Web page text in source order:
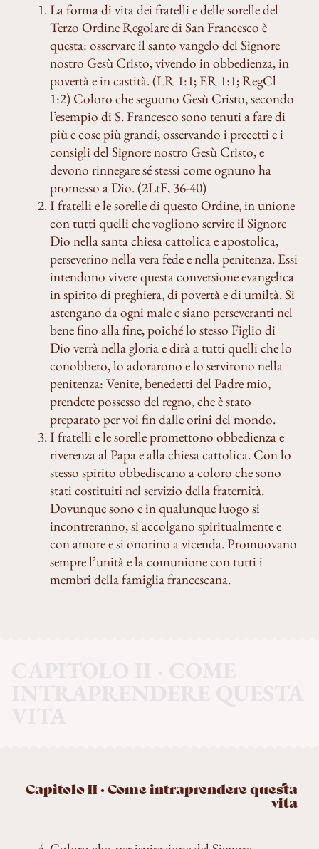
La forma di vita dei fratelli e delle sorelle del
Terzo Ordine Regolare di San Francesco è
questa: osservare il santo vangelo del Signore
nostro Gesù Cristo, vivendo in obbedienza, in
povertà e in castità. (LR 1:1; ER 1:1; RegCl
1:2) Coloro che seguono Gesù Cristo, secondo
l’esempio di S. Francesco sono tenuti a fare di
più e cose più grandi, osservando i precetti e i
consigli del Signore nostro Gesù Cristo, e
devono rinnegare sé stessi come ognuno ha
promesso a Dio. (2LtF, 36-40)
I fratelli e le sorelle di questo Ordine, in unione
con tutti quelli che vogliono servire il Signore
Dio nella santa chiesa cattolica e apostolica,
perseverino nella vera fede e nella penitenza. Essi
intendono vivere questa conversione evangelica
in spirito di preghiera, di povertà e di umiltà. Si
astengano da ogni male e siano perseveranti nel
bene fino alla fine, poiché lo stesso Figlio di
Dio verrà nella gloria e dirà a tutti quelli che lo
conobbero, lo adorarono e lo servirono nella
penitenza: Venite, benedetti del Padre mio,
prendete possesso del regno, che è stato
preparato per voi fin dalle orini del mondo.
I fratelli e le sorelle promettono obbedienza e
riverenza al Papa e alla chiesa cattolica. Con lo
stesso spirito obbediscano a coloro che sono
stati costituiti nel servizio della fraternità.
Dovunque sono e in qualunque luogo si
incontreranno, si accolgano spiritualmente e
con amore e si onorino a vicenda. Promuovano
sempre l’unità e la comunione con tutti i
membri della famiglia francescana.
Capitolo II · Come intraprendere questa
vita